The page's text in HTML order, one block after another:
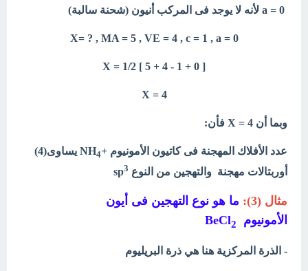
X= ? , MA = 5 , VE = 4 , c = 1 , a = 0
[ X = 1/2 [ 5 + 4 - 1 + 0
X = 4
وبما أن X = 4 فأن:
عدد الأفلاك المهجنة فى كاتيون الأمونيوم +NH4
يساوى(4)
أوربتالات مهجنة والتهجين من النوع sp 3
مثال (3):
ما هو نوع التهجين فى أيون
الأمونيوم BeCl
2
- الذرة المركزية هنا هي ذرة البريليوم